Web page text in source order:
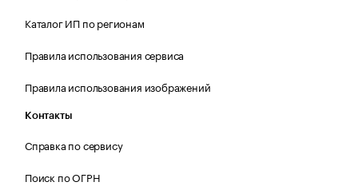
Каталог ИП по регионам
Правила использования сервиса
Правила использования изображений
Контакты
Справка по сервису
Поиск по ОГРН